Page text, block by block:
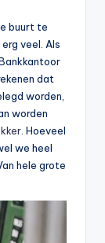
buurt te
veel. Als
dat
worden,
worden
. Hoeveel
we heel
hele grote